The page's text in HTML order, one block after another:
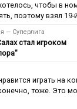
чтобы в
поэтому взял 19-й
— Суперлига
стал игроком
играть на
тоже. Это